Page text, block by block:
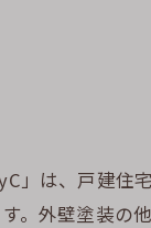
」は、戸建住
。外壁塗装